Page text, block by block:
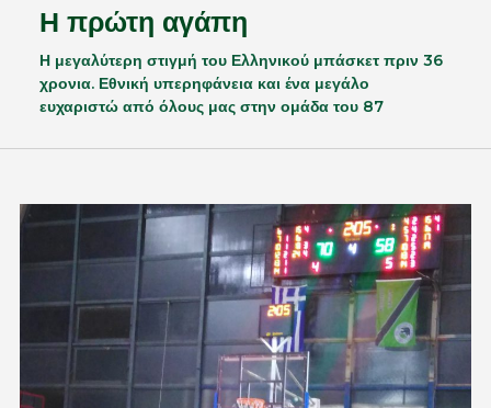
Η πρώτη αγάπη
Η μεγαλύτερη στιγμή του Ελληνικού μπάσκετ πριν 36
χρονια. Εθνική υπερηφάνεια και ένα μεγάλο
ευχαριστώ από όλους μας στην ομάδα του 87